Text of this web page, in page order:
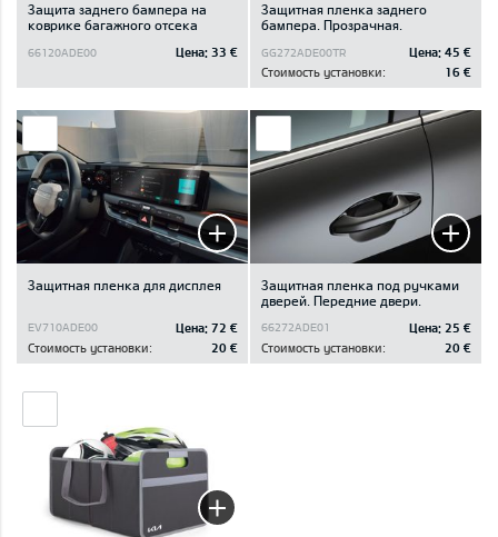
Защита заднего бампера на
коврике багажного отсека
66120ADE00 Цена: 33 €
Защитная пленка заднего
бампера. Прозрачная.
GG272ADE00TR Цена: 45 €
Стоимость установки:
16 €
Защитная пленка для дисплея
EV710ADE00 Цена: 72 €
Стоимость установки:
20 €
Защитная пленка под ручками
дверей. Передние двери.
66272ADE01 Цена: 25 €
Стоимость установки:
20 €